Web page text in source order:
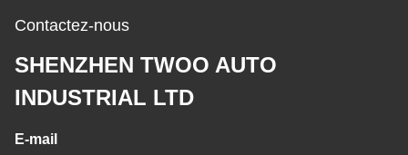
Contactez-nous
SHENZHEN TWOO AUTO
INDUSTRIAL LTD
E-mail